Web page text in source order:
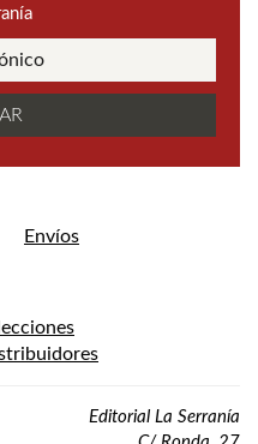
Envíos
Editorial La Serranía